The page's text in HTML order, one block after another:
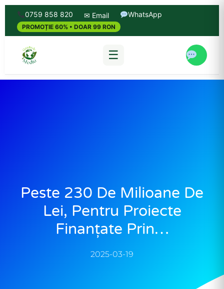
0759 858 820 ✉ Email WhatsApp
PROMOȚIE 60% • DOAR 99 RON
☰
Peste 230 De Milioane De
Lei, Pentru Proiecte
Finanțate Prin…
2025-03-19